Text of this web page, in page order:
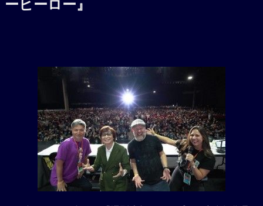
ーヒーロー』